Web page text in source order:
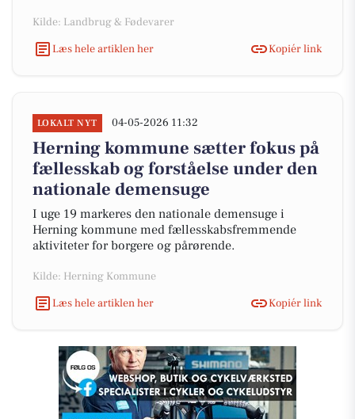
Kilde: Landbrug & Fødevarer
Læs hele artiklen her
Kopiér link
LOKALT NYT 04-05-2026 11:32
Herning kommune sætter fokus på
fællesskab og forståelse under den
nationale demensuge
I uge 19 markeres den nationale demensuge i
Herning kommune med fællesskabsfremmende
aktiviteter for borgere og pårørende.
Kilde: Herning Kommune
Læs hele artiklen her
Kopiér link